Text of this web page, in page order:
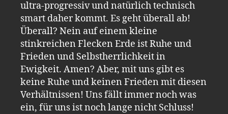
ultra-progressiv und natürlich technisch
smart daher kommt. Es geht überall ab!
Überall? Nein auf einem kleine
stinkreichen Flecken Erde ist Ruhe und
Frieden und Selbstherrlichkeit in
Ewigkeit. Amen? Aber, mit uns gibt es
keine Ruhe und keinen Frieden mit diesen
Verhältnissen! Uns fällt immer noch was
ein, für uns ist noch lange nicht Schluss!